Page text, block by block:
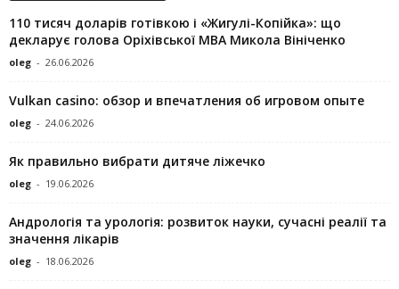
110 тисяч доларів готівкою і «Жигулі-Копійка»: що
декларує голова Оріхівської МВА Микола Вініченко
oleg - 26.06.2026
Vulkan casino: обзор и впечатления об игровом опыте
oleg - 24.06.2026
Як правильно вибрати дитяче ліжечко
oleg - 19.06.2026
Андрологія та урологія: розвиток науки, сучасні реалії та
значення лікарів
oleg - 18.06.2026